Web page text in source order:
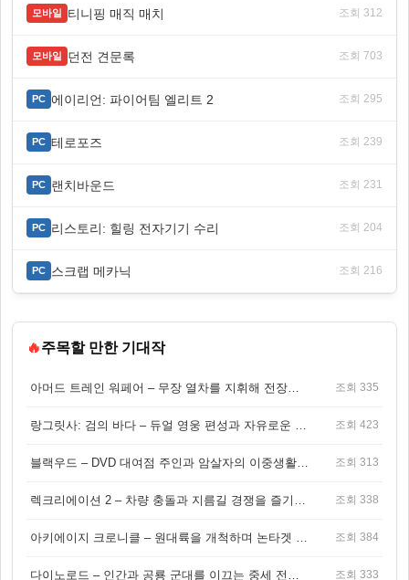
모바일 티니핑 매직 매치 조회 312
모바일 던전 견문록 조회 703
PC 에이리언: 파이어팀 엘리트 2 조회 295
PC 테로포즈 조회 239
PC 랜치바운드 조회 231
PC 리스토리: 힐링 전자기기 수리 조회 204
PC 스크랩 메카닉 조회 216
🔥주목할 만한 기대작
조회 335
조회 423
조회 313
조회 338
조회 384
조회 333